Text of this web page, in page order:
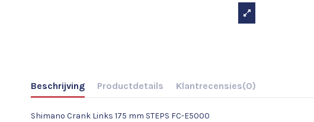
Beschrijving Productdetails Klantrecensies(0)
Shimano Crank Links 175 mm STEPS FC-E5000